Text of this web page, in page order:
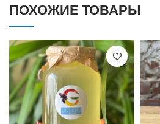
ПОХОЖИЕ ТОВАРЫ